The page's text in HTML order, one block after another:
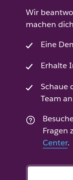
Wir
machen
Eine
Erhalte
Schaue
Team an
Fragen
Center.